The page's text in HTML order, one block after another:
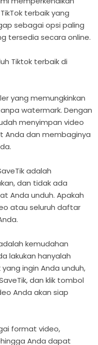
terbaik yang
sebagai opsi paling
tersedia secara online.
Tiktok terbaik di
yang memungkinkan
watermark. Dengan
menyimpan video
Anda dan membaginya
adalah
dan tidak ada
Anda unduh. Apakah
atau seluruh daftar
kemudahan
lakukan hanyalah
ingin Anda unduh,
dan klik tombol
Anda akan siap
format video,
Anda dapat